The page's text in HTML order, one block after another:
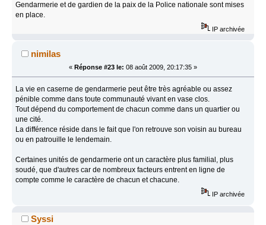
Gendarmerie et de gardien de la paix de la Police nationale sont mises
en place.
IP archivée
nimilas
« Réponse #23 le: 08 août 2009, 20:17:35 »
La vie en caserne de gendarmerie peut être très agréable ou assez
pénible comme dans toute communauté vivant en vase clos.
Tout dépend du comportement de chacun comme dans un quartier ou
une cité.
La différence réside dans le fait que l'on retrouve son voisin au bureau
ou en patrouille le lendemain.
Certaines unités de gendarmerie ont un caractère plus familial, plus
soudé, que d'autres car de nombreux facteurs entrent en ligne de
compte comme le caractère de chacun et chacune.
IP archivée
Syssi